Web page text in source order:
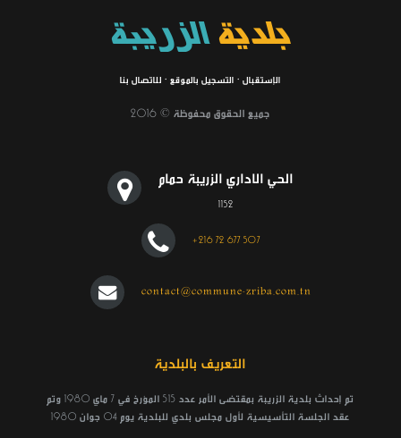
بلديةالزريبة
للاتصال بنا · التسجيل بالموقع · الإستقبال
جميع الحقوق محفوظة © 2016
الحي الاداري الزريبة حمام
1152
+216 72 677 507
contact@commune-zriba.com.tn
التعريف بالبلدية
تم إحداث بلدية الزريبة بمقتضى الأمر عدد 515 المؤرخ في 7 ماي 1980 وتم
عقد الجلسة التأسيسية لأول مجلس بلدي للبلدية يوم 04 جوان 1980